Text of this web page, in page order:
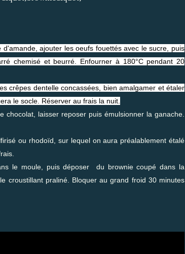
ajouter les oeufs fouettés avec le sucre, puis
chemisé et beurré. Enfourner à 180°C pendant 20
crêpes dentelle concassées, bien amalgamer et étaler
le socle. Réserver au frais la nuit.
laisser reposer puis émulsionner la ganache.
ou rhodoïd, sur lequel on aura préalablement étalé
le moule, puis déposer du brownie coupé dans la
croustillant praliné. Bloquer au grand froid 30 minutes